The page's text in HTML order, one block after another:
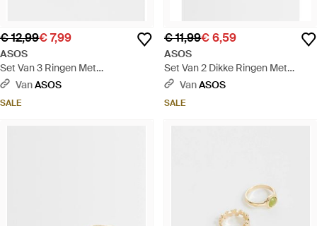
€ 12,99€ 7,99
ASOS
Set Van 3 Ringen Met
Pastelkleurige Steentjes - Wit
VanASOS
SALE
€ 11,99€ 6,59
ASOS
Set Van 2 Dikke Ringen Met
Zwarte Harssteen - Metallic
VanASOS
SALE